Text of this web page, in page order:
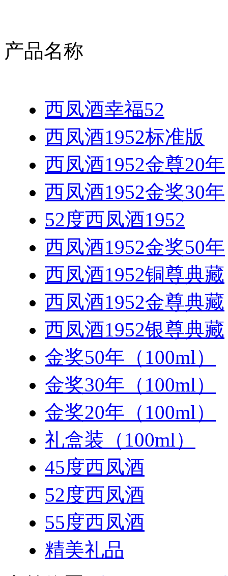
产品名称
西凤酒幸福52
西凤酒1952标准版
西凤酒1952金尊20年
西凤酒1952金奖30年
52度西凤酒1952
西凤酒1952金奖50年
西凤酒1952铜尊典藏
西凤酒1952金尊典藏
西凤酒1952银尊典藏
金奖50年（100ml）
金奖30年（100ml）
金奖20年（100ml）
礼盒装（100ml）
45度西凤酒
52度西凤酒
55度西凤酒
精美礼品